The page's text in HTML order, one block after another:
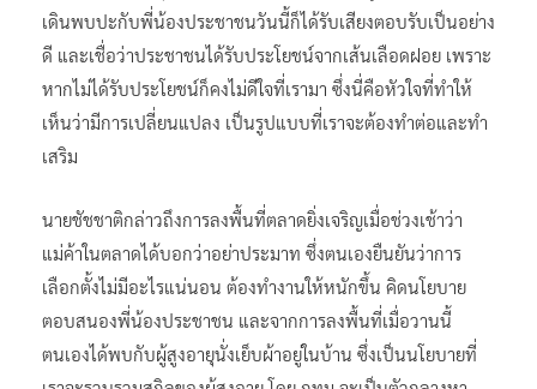
เดินพบปะกับพี่น้องประชาชนวันนี้ก็ได้รับเสียงตอบรับเป็นอย่าง
ดี และเชื่อว่าประชาชนได้รับประโยชน์จากเส้นเลือดฝอย เพราะ
หากไม่ได้รับประโยชน์ก็คงไม่ดีใจที่เรามา ซึ่งนี่คือหัวใจที่ทำให้
เห็นว่ามีการเปลี่ยนแปลง เป็นรูปแบบที่เราจะต้องทำต่อและทำ
เสริม
นายชัชชาติกล่าวถึงการลงพื้นที่ตลาดยิ่งเจริญเมื่อช่วงเช้าว่า
แม่ค้าในตลาดได้บอกว่าอย่าประมาท ซึ่งตนเองยืนยันว่าการ
เลือกตั้งไม่มีอะไรแน่นอน ต้องทำงานให้หนักขึ้น คิดนโยบาย
ตอบสนองพี่น้องประชาชน และจากการลงพื้นที่เมื่อวานนี้
ตนเองได้พบกับผู้สูงอายุนั่งเย็บผ้าอยู่ในบ้าน ซึ่งเป็นนโยบายที่